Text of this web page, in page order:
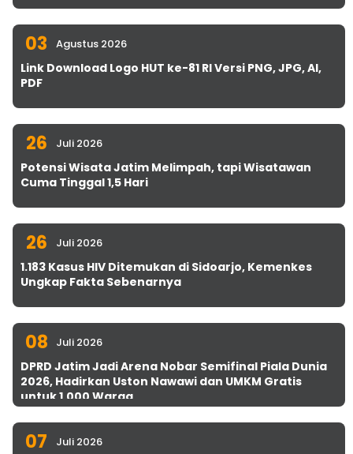
03 Agustus 2026
Link Download Logo HUT ke-81 RI Versi PNG, JPG, AI,
PDF
26 Juli 2026
Potensi Wisata Jatim Melimpah, tapi Wisatawan
Cuma Tinggal 1,5 Hari
26 Juli 2026
1.183 Kasus HIV Ditemukan di Sidoarjo, Kemenkes
Ungkap Fakta Sebenarnya
08 Juli 2026
DPRD Jatim Jadi Arena Nobar Semifinal Piala Dunia
2026, Hadirkan Uston Nawawi dan UMKM Gratis
untuk 1.000 Warga
07 Juli 2026